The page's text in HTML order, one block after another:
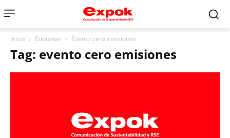
Inicio Etiquetas Evento cero emisiones
Tag: evento cero emisiones